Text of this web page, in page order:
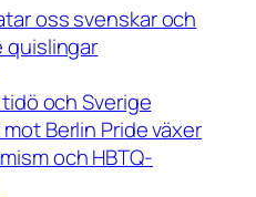
oss svenskar och
quislingar
och Sverige
Berlin Pride växer
och HBTQ-